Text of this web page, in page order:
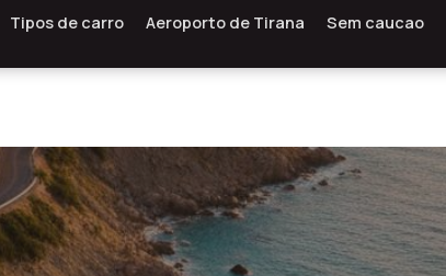
Tipos de carro Aeroporto de Tirana Sem caucao